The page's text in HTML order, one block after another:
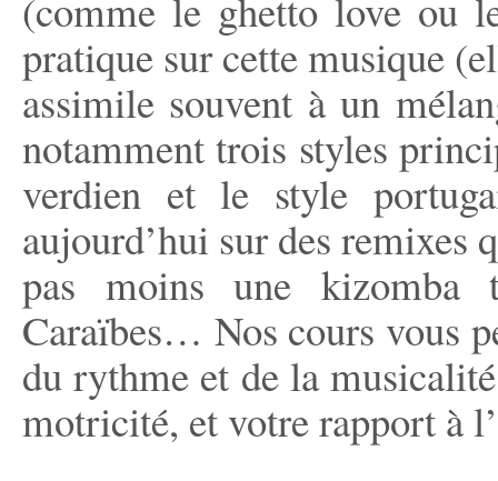
pratique sur cette musique
assimile souvent à un
notamment trois styles
verdien et le style
aujourd’hui sur des remixes
pas moins une kizomba
Caraïbes… Nos cours vous
du rythme et de la
motricité, et votre rapport à